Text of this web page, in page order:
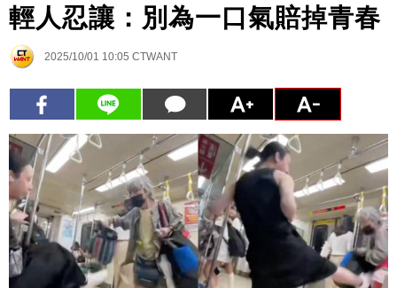
輕人忍讓：別為一口氣賠掉青春
2025/10/01 10:05 CTWANT